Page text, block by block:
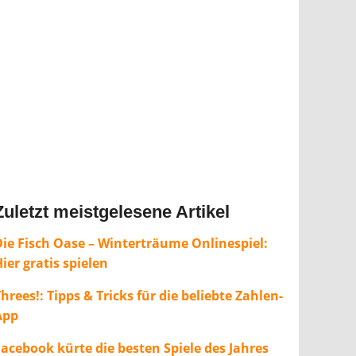
meistgelesene Artikel
Fisch Oase – Winterträume Onlinespiel:
gratis spielen
Tipps & Tricks für die beliebte Zahlen-
kürte die besten Spiele des Jahres